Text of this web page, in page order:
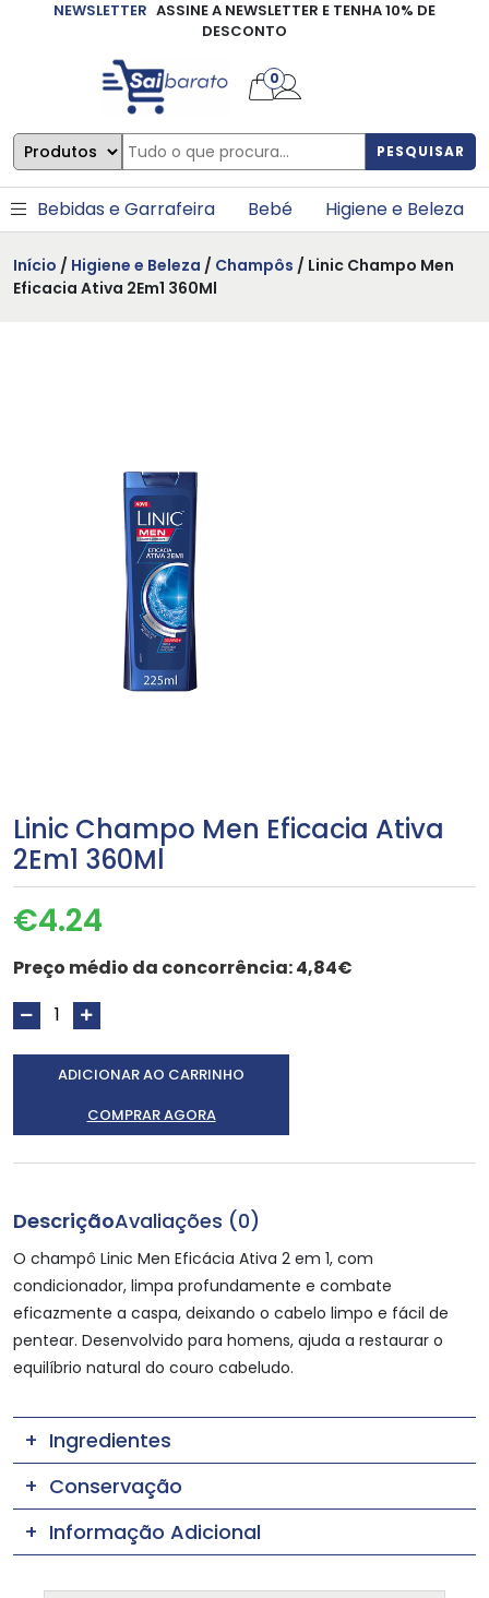
NEWSLETTER ASSINE A NEWSLETTER E TENHA 10% DE
DESCONTO
PESQUISAR
0
Bebidas e Garrafeira Bebé Higiene e Beleza
Início / Higiene e Beleza / Champôs / Linic Champo Men
Eficacia Ativa 2Em1 360Ml
Linic Champo Men Eficacia Ativa
2Em1 360Ml
€4.24
Preço médio da concorrência:4,84€
ADICIONAR AO CARRINHO
COMPRAR AGORA
DescriçãoAvaliações (0)
O champô Linic Men Eficácia Ativa 2 em 1, com
condicionador, limpa profundamente e combate
eficazmente a caspa, deixando o cabelo limpo e fácil de
pentear. Desenvolvido para homens, ajuda a restaurar o
equilíbrio natural do couro cabeludo.
Ingredientes
Conservação
Informação Adicional